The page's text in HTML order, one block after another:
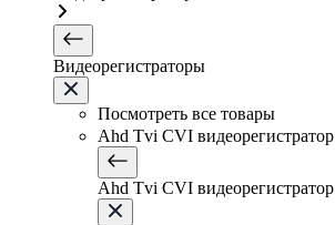
Видеорегистраторы
Посмотреть все товары
Ahd Tvi CVI видеорегистратор
Ahd Tvi CVI видеорегистратор